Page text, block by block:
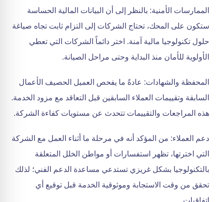
الممارسات الأمنية: بالنظر إلى أن البيانات المالية الحساسة
ستكون على المحك، تحتاج الشركات إلى التزام ثابت تجاه صياغة
حلول تكنولوجيا مالية آمنة. اختر دائماً الشركات التي تعطي
الأولوية للأمان منذ البداية وحتى مراحل الصيانة.
المحفظة والشهادات: عادةً ما يفحص العميل الحصيف الأعمال
السابقة وتقييمات العملاء السابقين قبل التعاقد مع مزود الخدمة.
هذه المراجعات والتقييمات تتحدث عن مستويات كفاءة الشركة.
دعم العملاء: من المؤكد أنه في مرحلة ما أثناء العمل مع الشركة
التي اخترتها، تظهر استفسارات أو مواطن الخلل المتعلقة
بالتكنولوجيا بشكل غريزي تستدعي مساعدة الدعم الفني؛ لذلك
تحقق من وقت الاستجابة وموثوقية الخدمة قبل توقيع أي
اتفاقيات.